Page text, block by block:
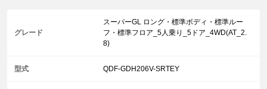
グレード
スーパーGL ロング・標準ボディ・標準ルー
フ・標準フロア_5人乗り_5ドア_4WD(AT_2.
8)
型式 QDF-GDH206V-SRTEY